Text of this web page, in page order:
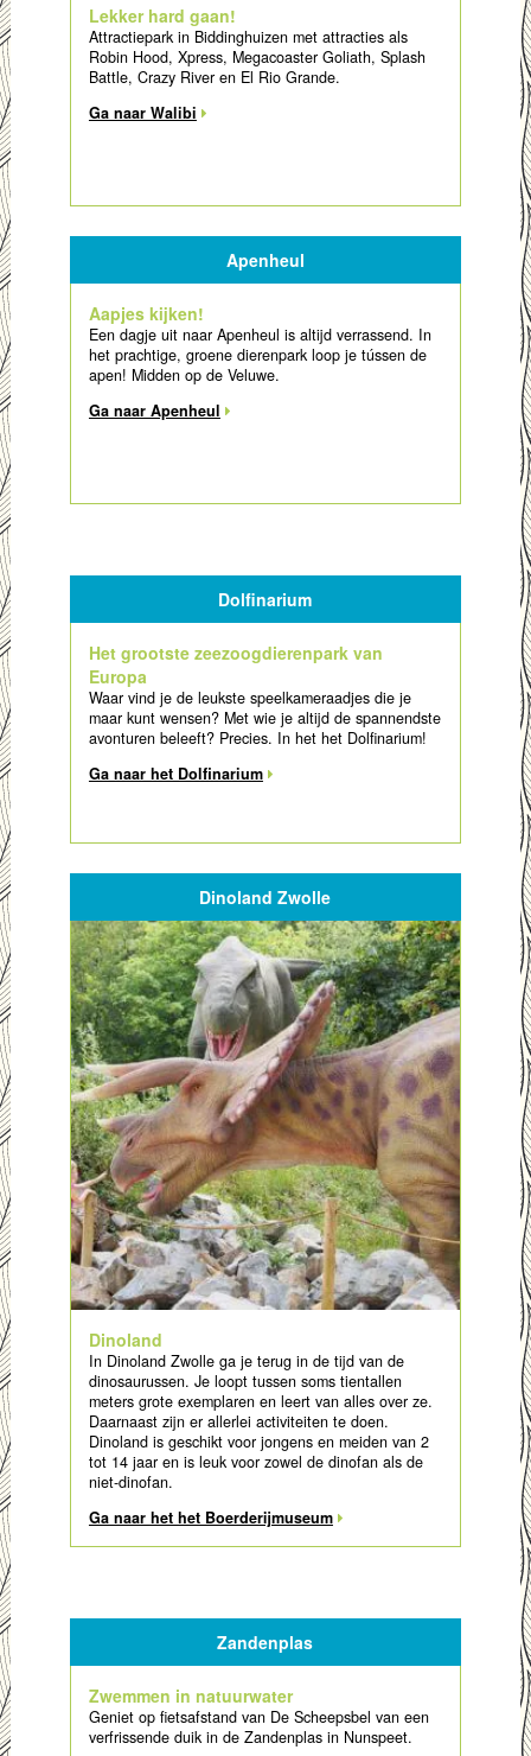
Lekker hard gaan!
Attractiepark in Biddinghuizen met attracties als
Robin Hood, Xpress, Megacoaster Goliath, Splash
Battle, Crazy River en El Rio Grande.
Ga naar Walibi
Apenheul
Aapjes kijken!
Een dagje uit naar Apenheul is altijd verrassend. In
het prachtige, groene dierenpark loop je tússen de
apen! Midden op de Veluwe.
Ga naar Apenheul
Dolfinarium
Het grootste zeezoogdierenpark van
Europa
Waar vind je de leukste speelkameraadjes die je
maar kunt wensen? Met wie je altijd de spannendste
avonturen beleeft? Precies. In het het Dolfinarium!
Ga naar het Dolfinarium
Dinoland Zwolle
Dinoland
In Dinoland Zwolle ga je terug in de tijd van de
dinosaurussen. Je loopt tussen soms tientallen
meters grote exemplaren en leert van alles over ze.
Daarnaast zijn er allerlei activiteiten te doen.
Dinoland is geschikt voor jongens en meiden van 2
tot 14 jaar en is leuk voor zowel de dinofan als de
niet-dinofan.
Ga naar het het Boerderijmuseum
Zandenplas
Zwemmen in natuurwater
Geniet op fietsafstand van De Scheepsbel van een
verfrissende duik in de Zandenplas in Nunspeet.